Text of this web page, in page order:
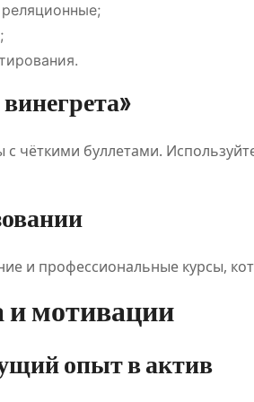
с чёткими буллетами.
и профессиональные курсы,
и мотивации
опыт в актив